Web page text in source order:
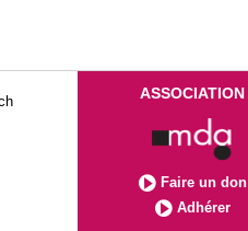
ASSOCIATION
Faire un don
Adhérer